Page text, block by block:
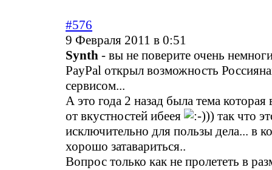
#576
9 Февраля 2011 в 0:51
Synth - вы не поверите очень
PayPal открыл возможность
сервисом...
А это года 2 назад была тема которая
от вкустностей ибеея
)) так что
исключительно для пользы дела... в
хорошо затавариться..
Вопрос только как не пролететь в